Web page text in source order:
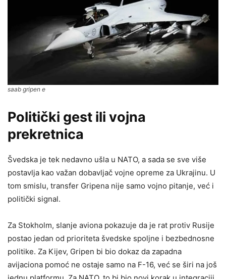
saab gripen e
Politički gest ili vojna
prekretnica
Švedska je tek nedavno ušla u NATO, a sada se sve više
postavlja kao važan dobavljač vojne opreme za Ukrajinu. U
tom smislu, transfer Gripena nije samo vojno pitanje, već i
politički signal.
Za Stokholm, slanje aviona pokazuje da je rat protiv Rusije
postao jedan od prioriteta švedske spoljne i bezbednosne
politike. Za Kijev, Gripen bi bio dokaz da zapadna
avijaciona pomoć ne ostaje samo na F-16, već se širi na još